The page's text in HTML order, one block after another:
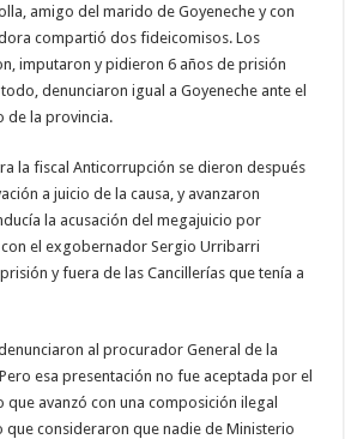
amigo del marido de Goyeneche y con
compartió dos fideicomisos. Los
imputaron y pidieron 6 años de prisión
denunciaron igual a Goyeneche ante el
de la provincia.
la fiscal Anticorrupción se dieron después
a juicio de la causa, y avanzaron
la acusación del megajuicio por
el exgobernador Sergio Urribarri
y fuera de las Cancillerías que tenía a
al procurador General de la
esa presentación no fue aceptada por el
que avanzó con una composición ilegal
que consideraron que nadie de Ministerio